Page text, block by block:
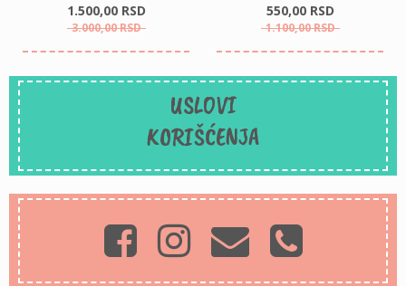
1.500,00 RSD
3.000,00RSD
550,00 RSD
1.100,00RSD
USLOVI
KORIŠĆENJA